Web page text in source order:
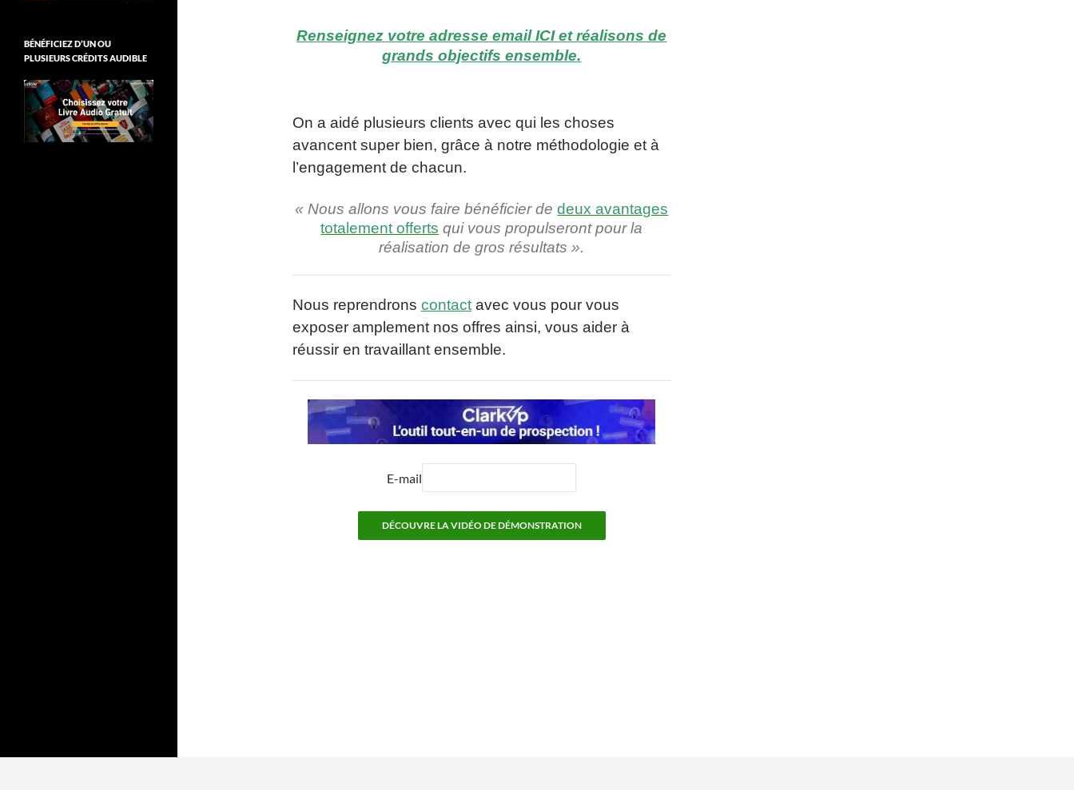
Renseignez votre adresse email ICI et réalisons de
grands objectifs ensemble.
On a aidé plusieurs clients avec qui les choses
avancent super bien, grâce à notre méthodologie et à
l’engagement de chacun.
« Nous allons vous faire bénéficier dedeux avantages
totalement offerts qui vous propulseront pour la
réalisation de gros résultats ».
Nous reprendrons contactavec vous pour vous
exposer amplement nos offres ainsi, vous aider à
réussir en travaillant ensemble.
E-mail
BÉNÉFICIEZ D’UN OU
PLUSIEURS CRÉDITS AUDIBLE